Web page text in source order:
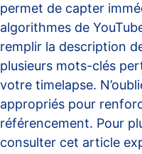
permet de capter
algorithmes de
remplir la description
plusieurs mots-clés
votre timelapse.
appropriés pour
référencement. Pour
consulter cet article